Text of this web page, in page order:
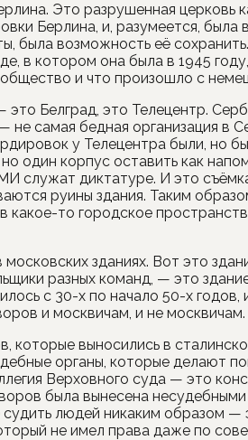
Это разрушенная церковь
Берлина, и, разумеется, была
была возможность её
в котором она была в 1945
и что произошло с
Белград, это Телецентр.
не самая бедная организация в
у Телецентра были, но
один корпус оставить как
служат диктатуре. И это
руины здания. Таким
какое-то городское
зданиях. Вот это
разных команд, — это
с 30-х по начало 50-х
и москвичам, и не москвичам.
которые выносились в
органы, которые делают
Верховного суда — это
была вынесена
людей никаким образом
не имел права даже по